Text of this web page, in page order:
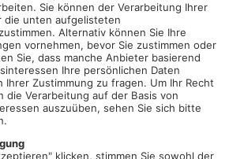
Kilogramm. Die Hochspannungsleitung
die Umspannwerke
Auf der einem Teilstück
derzeit das sogenannte Erdseil aus.
Es ist an den Mastspitzen
Blitzschutz. Mit den im Kern verbauten
zur Übertragung technischer
was für einen störungsfreien und
erforderlich ist. Im Bereich von
oder Straßen wird das neue
abgesichert.